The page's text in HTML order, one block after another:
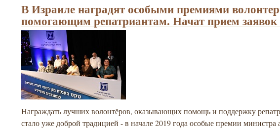
В Израиле наградят особыми премиями
помогающим репатриантам. Начат прием заявок
Награждать лучших волонтёров, оказывающих помощь и поддержку
стало уже доброй традицией - в начале 2019 года особые премии министра